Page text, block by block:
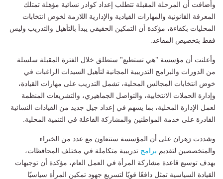
وأضافت أن المرحلة المقبلة تتطلب إعداد كوادر نسائية مؤهلة تمتلك
المعرفة القانونية والمهارات القيادية والإدارية اللازمة لخوض انتخابات
المحليات بكفاءة، مؤكدة أن التمكين الحقيقي يبدأ بالتأهيل والتدريب وليس
فقط بتخصيص المقاعد.
وأعلنت أن مؤسسة "هي تستطيع" ستطلق خلال الفترة المقبلة سلسلة
من الدورات والبرامج التدريبية المجانية لتأهيل السيدات الراغبات في
خوض انتخابات المجالس المحلية، تشمل التدريب على مهارات القيادة،
وإدارة الحملات الانتخابية، والتواصل الجماهيري، والتشريعات المنظمة
لعمل الإدارة المحلية، بما يسهم في إعداد جيل جديد من القيادات النسائية
القادرة على خدمة المواطنين والمشاركة الفاعلة في التنمية المحلية.
وشددت زهران على أن المؤسسة ستتعاون مع عدد من الخبراء
والمتخصصين لتقديم برامج تدريبية متكاملة في مختلف المحافظات،
بهدف توسيع قاعدة مشاركة المرأة في العمل العام، مؤكدة أن توجيهات
القيادة السياسية تمثل دافعًا قويًا لتسريع جهود تمكين المرأة سياسيًا